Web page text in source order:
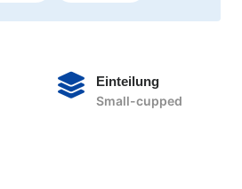
Einteilung
Small-cupped